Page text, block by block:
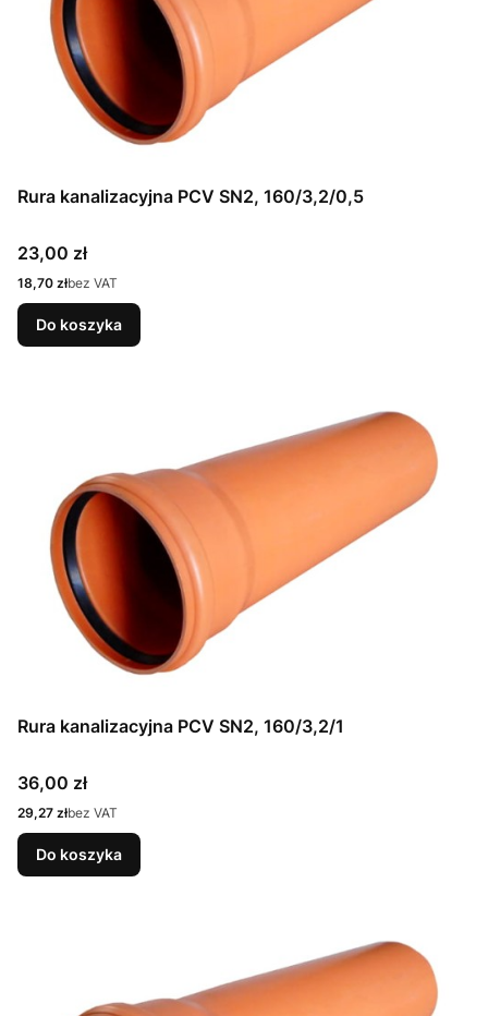
Rura kanalizacyjna PCV SN2, 160/3,2/0,5
Cena
23,00 zł
Cena
18,70 złbez VAT
Do koszyka
Rura kanalizacyjna PCV SN2, 160/3,2/1
Cena
36,00 zł
Cena
29,27 złbez VAT
Do koszyka